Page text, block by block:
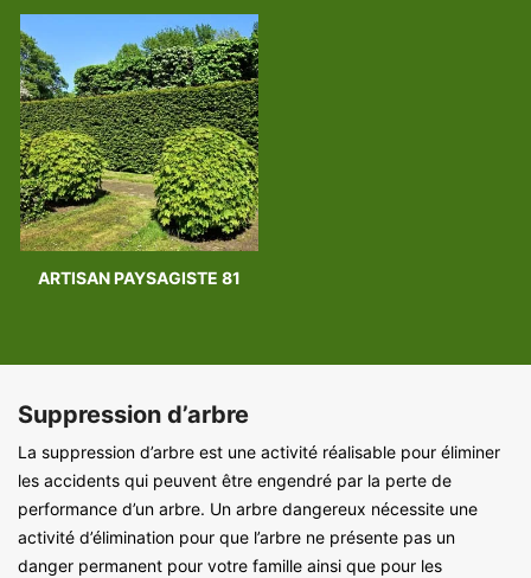
ARTISAN PAYSAGISTE 81
Suppression d’arbre
La suppression d’arbre est une activité réalisable pour éliminer
les accidents qui peuvent être engendré par la perte de
performance d’un arbre. Un arbre dangereux nécessite une
activité d’élimination pour que l’arbre ne présente pas un
danger permanent pour votre famille ainsi que pour les